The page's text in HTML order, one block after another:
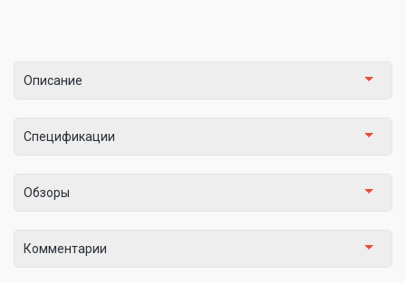
Описание
Спецификации
Обзоры
Комментарии